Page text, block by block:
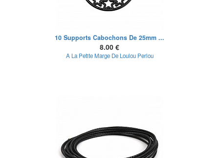
10 Supports Cabochons De 25mm ...
8.00 €
A La Petite Marge De Loulou Perlou